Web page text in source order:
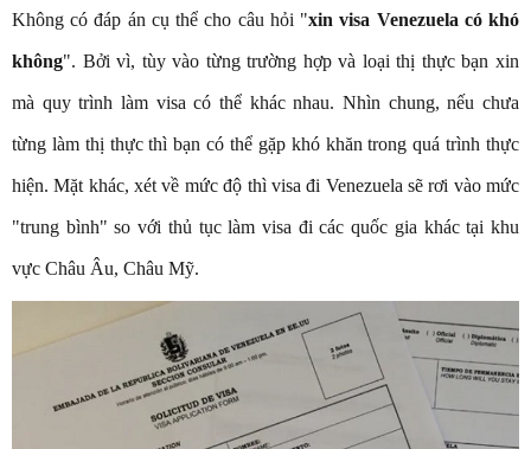
Không có đáp án cụ thể cho câu hỏi "xin visa Venezuela có khó
không". Bởi vì, tùy vào từng trường hợp và loại thị thực bạn xin
mà quy trình làm visa có thể khác nhau. Nhìn chung, nếu chưa
từng làm thị thực thì bạn có thể gặp khó khăn trong quá trình thực
hiện. Mặt khác, xét về mức độ thì visa đi Venezuela sẽ rơi vào mức
"trung bình" so với thủ tục làm visa đi các quốc gia khác tại khu
vực Châu Âu, Châu Mỹ.